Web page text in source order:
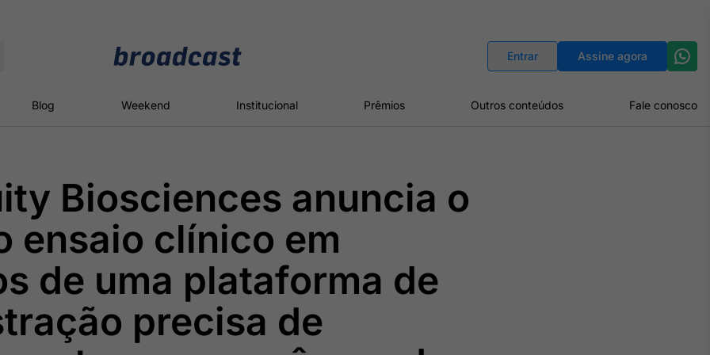
Entrar Assine agora
Blog Weekend Institucional Prêmios Outros conteúdos Fale conosco
Broadcast
Político
Os bastidores da
política em
tempo real
Energia
O setor de
energia elétrica
no Brasil
White Label
Plataforma para
conteúdos
personalizados
Broadcast
Broadcast
Biosciences anuncia o
ensaio clínico em
de uma plataforma de
precisa de